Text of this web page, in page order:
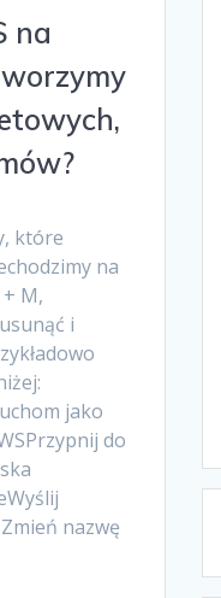
na
które
na
M,
i
jako
do
nazwę